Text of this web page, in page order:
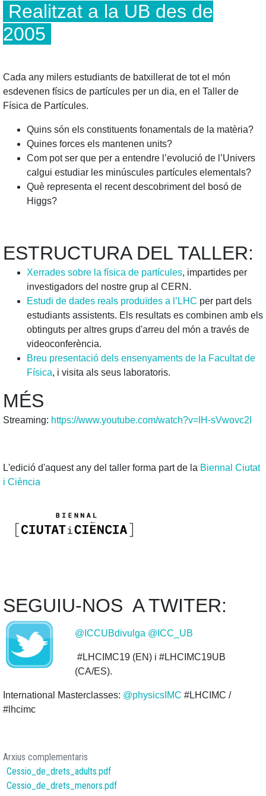
Realitzat a la UB des de
2005
Cada any milers estudiants de batxillerat de tot el món
esdevenen físics de partícules per un dia, en el Taller de
Física de Partícules.
Quins són els constituents fonamentals de la matèria?
Quines forces els mantenen units?
Com pot ser que per a entendre l’evolució de l’Univers
calgui estudiar les minúscules partícules elementals?
Què representa el recent descobriment del bosó de
Higgs?
ESTRUCTURA DEL TALLER:
Xerrades sobre la física de partícules, impartides per
investigadors del nostre grup al CERN.
Estudi de dades reals produïdes a l’LHC per part dels
estudiants assistents. Els resultats es combinen amb els
obtinguts per altres grups d'arreu del món a través de
videoconferència.
Breu presentació dels ensenyaments de la Facultat de
Física, i visita als seus laboratoris.
MÉS
Streaming: https://www.youtube.com/watch?v=IH-sVwovc2I
L'edició d'aquest any del taller forma part de la Biennal Ciutat
i Ciència
SEGUIU-NOS A TWITER:
@ICCUBdivulga @ICC_UB
#LHCIMC19 (EN) i #LHCIMC19UB
(CA/ES).
International Masterclasses: @physicsIMC #LHCIMC /
#lhcimc
Arxius complementaris
Cessio_de_drets_adults.pdf
Cessio_de_drets_menors.pdf